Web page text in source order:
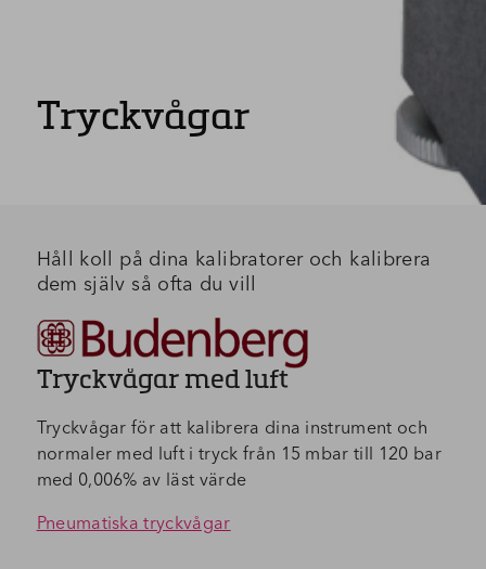
Tryckvågar
Håll koll på dina kalibratorer och kalibrera
dem själv så ofta du vill
Tryckvågar med luft
Tryckvågar för att kalibrera dina instrument och
normaler med luft i tryck från 15 mbar till 120 bar
med 0,006% av läst värde
Pneumatiska tryckvågar